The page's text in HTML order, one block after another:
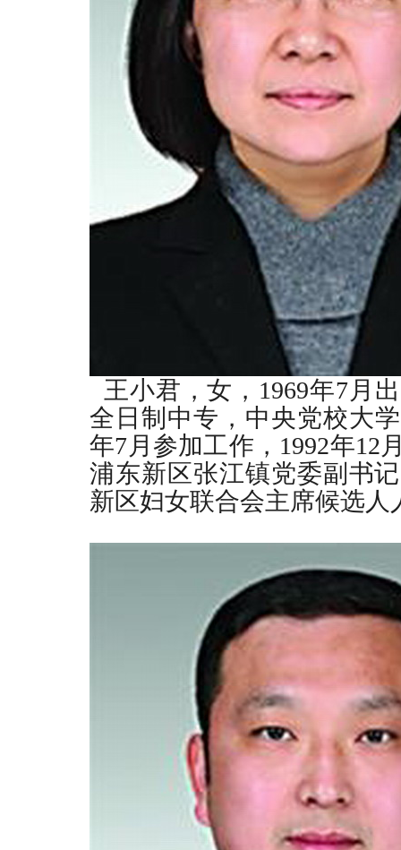
王小君，女， 1969年7月
全日制中专，中央党校大
年7月参加工作， 1992年12
浦东新区张江镇党委副书
新区妇女联合会主席候选人